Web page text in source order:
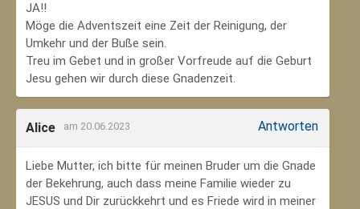
JA!!
Möge die Adventszeit eine Zeit der Reinigung, der
Umkehr und der Buße sein.
Treu im Gebet und in großer Vorfreude auf die Geburt
Jesu gehen wir durch diese Gnadenzeit.
Alice am 20.06.2023 Antworten
Liebe Mutter, ich bitte für meinen Bruder um die Gnade
der Bekehrung, auch dass meine Familie wieder zu
JESUS und Dir zurückkehrt und es Friede wird in meiner